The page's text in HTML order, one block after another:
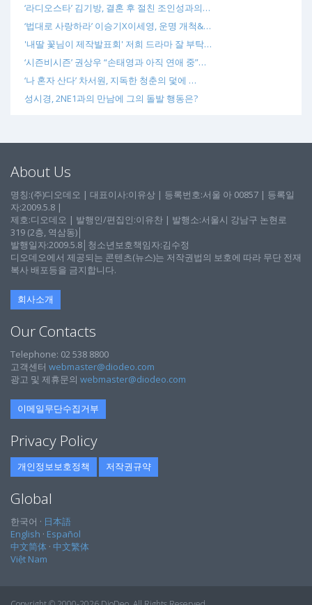
‘라디오스타’ 김기방, 결혼 후 절친 조인성과의…
‘법대로 사랑하라’ 이승기X이세영, 운명 개척&…
'내딸 꽃님이 제작발표회' 저희 드라마 잘 부탁…
‘시즌비시즌’ 권상우 “손태영과 아직 연애 중”…
‘나 혼자 산다’ 차서원, 지독한 청춘의 덫에 …
성시경, 2NE1과의 만남에 그의 돌발 행동은?
About Us
명칭:(주)디오데오 | 대표이사:이유상 | 등록번호:서울 아 00857 | 등록일
자:2009.5.8 |
제호:디오데오 | 발행인/편집인:이유찬 | 발행소:서울시 강남구 논현로
319 (2층, 역삼동)│
발행일자:2009.5.8│청소년보호책임자:김수정
디오데오에서 제공되는 콘텐츠(뉴스)는 저작권법의 보호에 따라 무단 전재
복사 배포등을 금지합니다.
회사소개
Our Contacts
Telephone: 02 538 8800
고객센터 webmaster@diodeo.com
광고 및 제휴문의 webmaster@diodeo.com
이메일무단수집거부
Privacy Policy
개인정보보호정책 저작권규약
Global
한국어 · 日本語
English · Español
中文简体 · 中文繁体
Việt Nam